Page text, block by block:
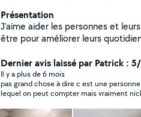
Présentation
J'aime aider les personnes et
être pour améliorer leurs
Dernier avis laissé par Patrick :
Il y a plus de 6 mois
pas grand chose à dire c est une
lequel on peut compter mais vraiment